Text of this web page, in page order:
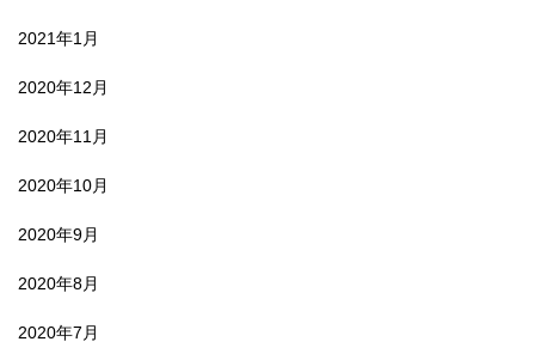
2021年1月
2020年12月
2020年11月
2020年10月
2020年9月
2020年8月
2020年7月